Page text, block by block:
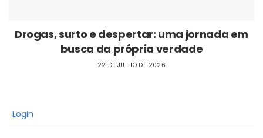
Drogas, surto e despertar: uma jornada em
busca da própria verdade
22 DE JULHO DE 2026
Login